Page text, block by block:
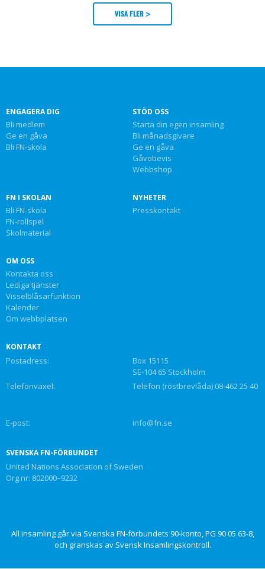
VISA FLER >
ENGAGERA DIG
Bli medlem
Ge en gåva
Bli FN-skola
STÖD OSS
Starta din egen insamling
Bli månadsgivare
Ge en gåva
Gåvobevis
Webbshop
FN I SKOLAN
Bli FN-skola
FN-rollspel
Skolmaterial
NYHETER
Presskontakt
OM OSS
Kontakta oss
Lediga tjänster
Visselblåsarfunktion
Kalender
Om webbplatsen
KONTAKT
Postadress:
Box 15115
SE-104 65 Stockholm
Telefonväxel:
Telefon (röstbrevlåda) 08-462 25 40
E-post: info@fn.se
SVENSKA FN-FÖRBUNDET
United Nations Association of Sweden
Org.nr: 802000–9232
All insamling går via Svenska FN-förbundets 90-konto, PG 90 05 63-8,
och granskas av Svensk Insamlingskontroll.